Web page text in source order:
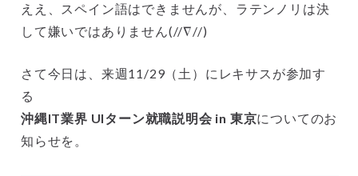
ええ、スペイン語はできませんが、ラテンノリは決
して嫌いではありません(//∇//)
さて今日は、来週11/29（土）にレキサスが参加す
る
沖縄IT業界 UIターン就職説明会 in 東京についてのお
知らせを。